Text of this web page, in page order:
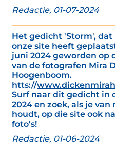
Redactie, 01-07-2024
Het gedicht 'Storm',
onze site heeft
juni 2024 geworden op
van de fotografen Mira
Hoogenboom.
htts://
Surf naar dit gedicht in
2024 en zoek, als je
houdt, op die site ook
foto's!
Redactie, 01-06-2024